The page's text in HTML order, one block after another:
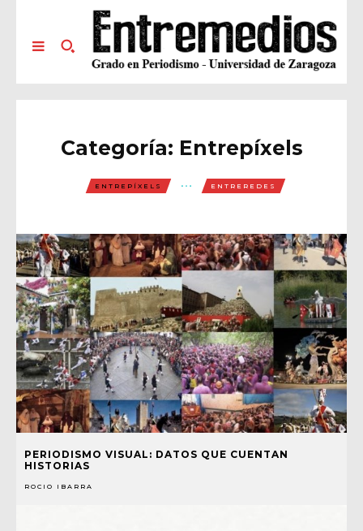
Categoría: Entrepíxels
ENTREPÍXELS ENTREREDES
PERIODISMO VISUAL: DATOS QUE CUENTAN
HISTORIAS
ROCIO IBARRA